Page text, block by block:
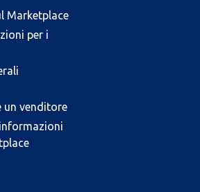
Marketplace
per i
un venditore